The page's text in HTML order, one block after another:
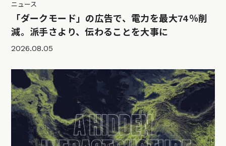
ニュース
「ダークモード」の広告で、電力を最大74％削
減。派手さより、伝わることを大事に
2026.08.05